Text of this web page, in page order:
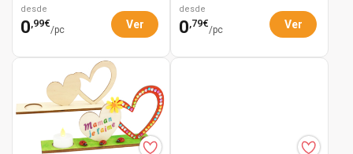
desde
0 ,99€
/pc Ver
desde
0 ,79€
/pc Ver